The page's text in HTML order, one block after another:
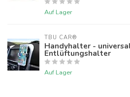
Auf Lager
TBU CAR®
Handyhalter -
Entlüftungshalter
Auf Lager